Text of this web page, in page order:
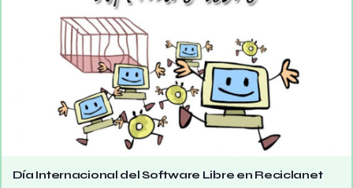
Día Internacional del Software Libre en Reciclanet